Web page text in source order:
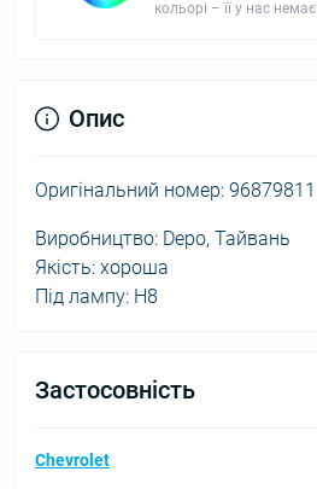
кольорі – її у нас немає
Опис
Оригінальний номер: 96879811
Виробництво: Depo, Тайвань
Якість: хороша
Під лампу: H8
Застосовність
Chevrolet